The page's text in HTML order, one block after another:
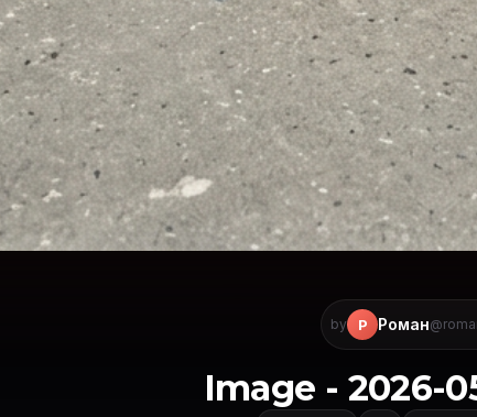
by Р Роман
Image - 2026-